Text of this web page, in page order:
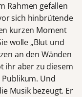
Rahmen gefallen
sich hinbrütende
kurzen Moment
wolle „Blut und
an den Wänden
ihr aber zu diesem
Und
Musik bezeugt. Er